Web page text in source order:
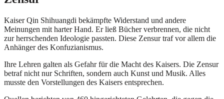
Kaiser Qin Shihuangdi bekämpfte Widerstand und andere
Meinungen mit harter Hand. Er ließ Bücher verbrennen, die nicht
zur herrschenden Ideologie passten. Diese Zensur traf vor allem die
Anhänger des Konfuzianismus.
Ihre Lehren galten als Gefahr für die Macht des Kaisers. Die Zensur
betraf nicht nur Schriften, sondern auch Kunst und Musik. Alles
musste den Vorstellungen des Kaisers entsprechen.